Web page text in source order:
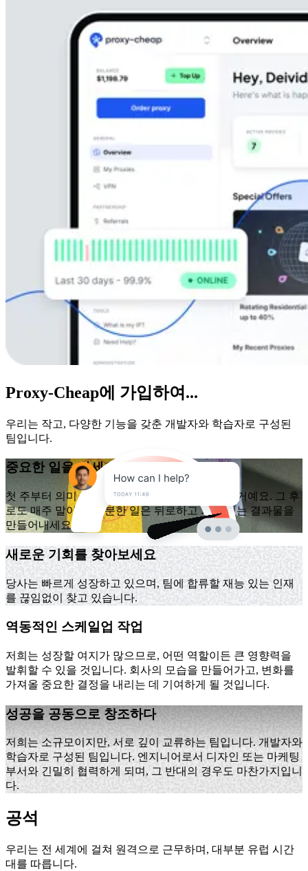
Proxy-Cheap에 가입하여...
우리는 작고, 다양한 기능을 갖춘 개발자와 학습자로 구성된
팀입니다.
중요한 일을 하세요
첫 주부터 의미 있는 결과물을 만들어낼 수 있을 거예요. 그 후
로도 매주 말이죠. 따분한 일은 뒤로하고 의미 있는 결과물을
만들어내세요.
새로운 기회를 찾아보세요
당사는 빠르게 성장하고 있으며, 팀에 합류할 재능 있는 인재
를 끊임없이 찾고 있습니다.
역동적인 스케일업 작업
저희는 성장할 여지가 많으므로, 어떤 역할이든 큰 영향력을
발휘할 수 있을 것입니다. 회사의 모습을 만들어가고, 변화를
가져올 중요한 결정을 내리는 데 기여하게 될 것입니다.
성공을 공동으로 창조하다
저희는 소규모이지만, 서로 깊이 교류하는 팀입니다. 개발자와
학습자로 구성된 팀입니다. 엔지니어로서 디자인 또는 마케팅
부서와 긴밀히 협력하게 되며, 그 반대의 경우도 마찬가지입니
다.
공석
우리는 전 세계에 걸쳐 원격으로 근무하며, 대부분 유럽 시간
대를 따릅니다.